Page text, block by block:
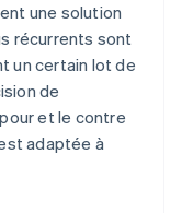
une solution
récurrents sont
un certain lot de
de
et le contre
adaptée à